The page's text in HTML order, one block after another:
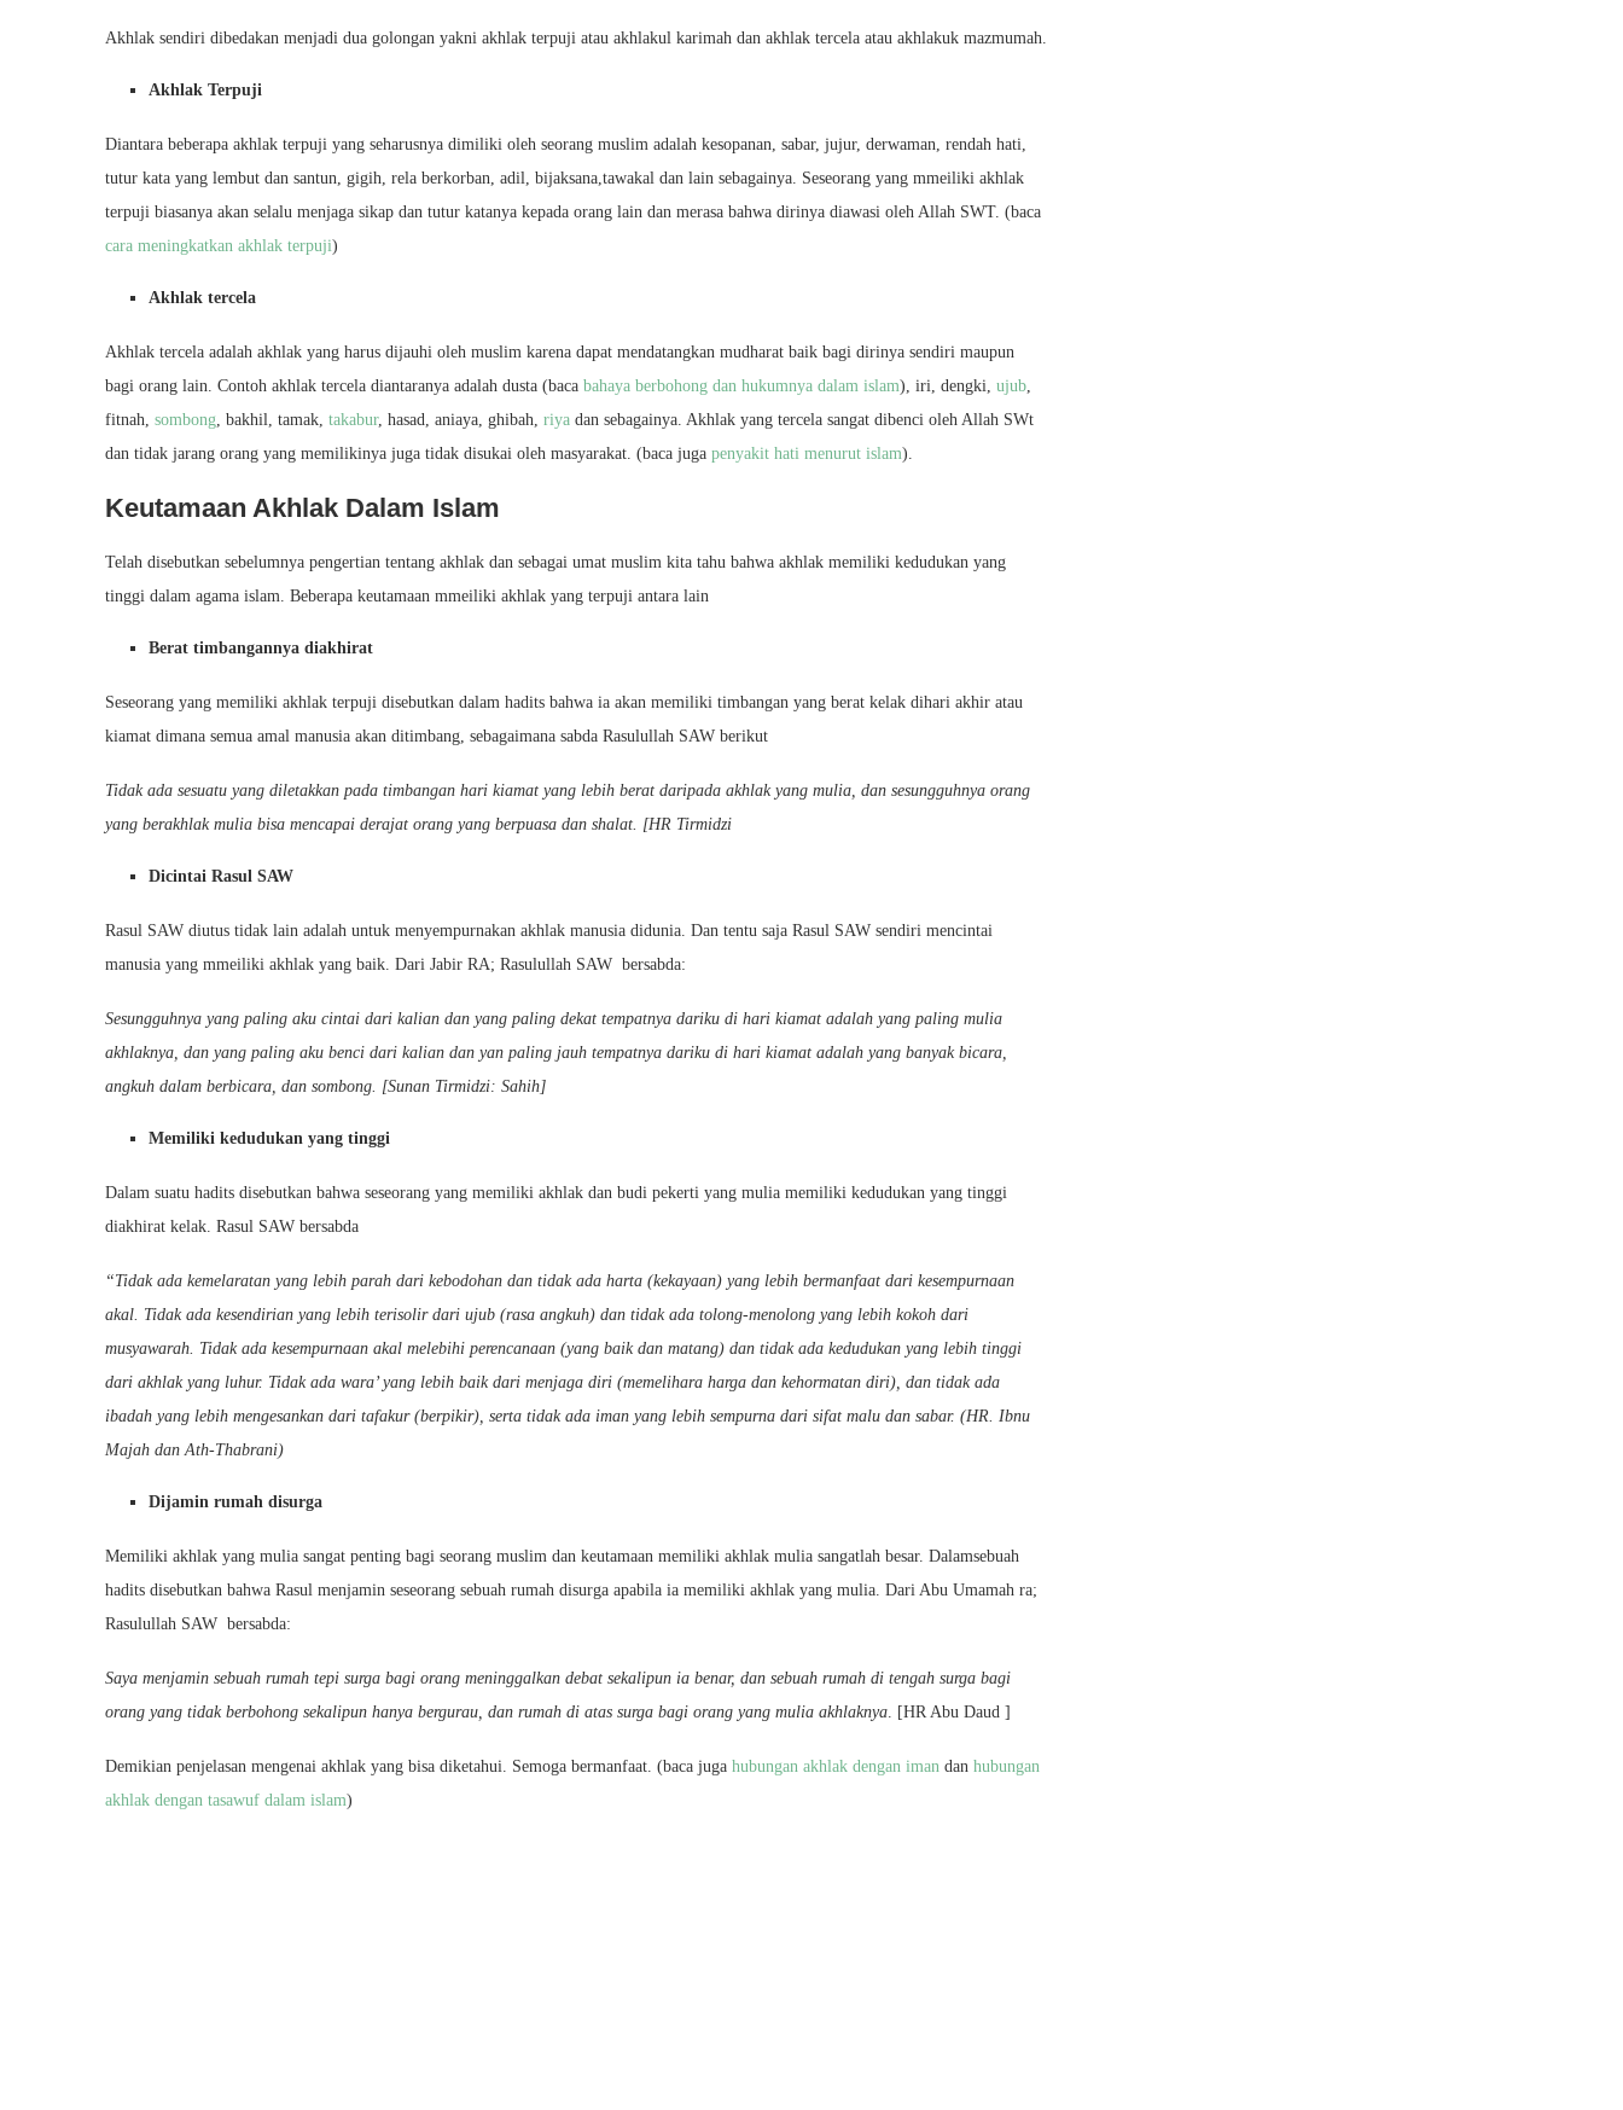
Akhlak sendiri dibedakan menjadi dua golongan yakni akhlak terpuji atau akhlakul karimah dan akhlak tercela atau akhlakuk mazmumah.
Akhlak Terpuji
Diantara beberapa akhlak terpuji yang seharusnya dimiliki oleh seorang muslim adalah kesopanan, sabar, jujur, derwaman, rendah hati,
tutur kata yang lembut dan santun, gigih, rela berkorban, adil, bijaksana,tawakal dan lain sebagainya. Seseorang yang mmeiliki akhlak
terpuji biasanya akan selalu menjaga sikap dan tutur katanya kepada orang lain dan merasa bahwa dirinya diawasi oleh Allah SWT. (baca
cara meningkatkan akhlak terpuji)
Akhlak tercela
Akhlak tercela adalah akhlak yang harus dijauhi oleh muslim karena dapat mendatangkan mudharat baik bagi dirinya sendiri maupun
bagi orang lain. Contoh akhlak tercela diantaranya adalah dusta (baca bahaya berbohong dan hukumnya dalam islam), iri, dengki, ujub,
fitnah, sombong, bakhil, tamak, takabur, hasad, aniaya, ghibah, riya dan sebagainya. Akhlak yang tercela sangat dibenci oleh Allah SWt
dan tidak jarang orang yang memilikinya juga tidak disukai oleh masyarakat. (baca juga penyakit hati menurut islam).
Keutamaan Akhlak Dalam Islam
Telah disebutkan sebelumnya pengertian tentang akhlak dan sebagai umat muslim kita tahu bahwa akhlak memiliki kedudukan yang
tinggi dalam agama islam. Beberapa keutamaan mmeiliki akhlak yang terpuji antara lain
Berat timbangannya diakhirat
Seseorang yang memiliki akhlak terpuji disebutkan dalam hadits bahwa ia akan memiliki timbangan yang berat kelak dihari akhir atau
kiamat dimana semua amal manusia akan ditimbang, sebagaimana sabda Rasulullah SAW berikut
Tidak ada sesuatu yang diletakkan pada timbangan hari kiamat yang lebih berat daripada akhlak yang mulia, dan sesungguhnya orang
yang berakhlak mulia bisa mencapai derajat orang yang berpuasa dan shalat. [HR Tirmidzi
Dicintai Rasul SAW
Rasul SAW diutus tidak lain adalah untuk menyempurnakan akhlak manusia didunia. Dan tentu saja Rasul SAW sendiri mencintai
manusia yang mmeiliki akhlak yang baik. Dari Jabir RA; Rasulullah SAW bersabda:
Sesungguhnya yang paling aku cintai dari kalian dan yang paling dekat tempatnya dariku di hari kiamat adalah yang paling mulia
akhlaknya, dan yang paling aku benci dari kalian dan yan paling jauh tempatnya dariku di hari kiamat adalah yang banyak bicara,
angkuh dalam berbicara, dan sombong. [Sunan Tirmidzi: Sahih]
Memiliki kedudukan yang tinggi
Dalam suatu hadits disebutkan bahwa seseorang yang memiliki akhlak dan budi pekerti yang mulia memiliki kedudukan yang tinggi
diakhirat kelak. Rasul SAW bersabda
“Tidak ada kemelaratan yang lebih parah dari kebodohan dan tidak ada harta (kekayaan) yang lebih bermanfaat dari kesempurnaan
akal. Tidak ada kesendirian yang lebih terisolir dari ujub (rasa angkuh) dan tidak ada tolong-menolong yang lebih kokoh dari
musyawarah. Tidak ada kesempurnaan akal melebihi perencanaan (yang baik dan matang) dan tidak ada kedudukan yang lebih tinggi
dari akhlak yang luhur. Tidak ada wara’ yang lebih baik dari menjaga diri (memelihara harga dan kehormatan diri), dan tidak ada
ibadah yang lebih mengesankan dari tafakur (berpikir), serta tidak ada iman yang lebih sempurna dari sifat malu dan sabar. (HR. Ibnu
Majah dan Ath-Thabrani)
Dijamin rumah disurga
Memiliki akhlak yang mulia sangat penting bagi seorang muslim dan keutamaan memiliki akhlak mulia sangatlah besar. Dalamsebuah
hadits disebutkan bahwa Rasul menjamin seseorang sebuah rumah disurga apabila ia memiliki akhlak yang mulia. Dari Abu Umamah ra;
Rasulullah SAW bersabda:
Saya menjamin sebuah rumah tepi surga bagi orang meninggalkan debat sekalipun ia benar, dan sebuah rumah di tengah surga bagi
orang yang tidak berbohong sekalipun hanya bergurau, dan rumah di atas surga bagi orang yang mulia akhlaknya. [HR Abu Daud ]
Demikian penjelasan mengenai akhlak yang bisa diketahui. Semoga bermanfaat. (baca juga hubungan akhlak dengan iman dan hubungan
akhlak dengan tasawuf dalam islam)